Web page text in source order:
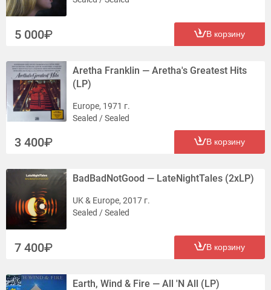
5 000 В корзину
Aretha Franklin — Aretha's Greatest Hits
(LP)
Europe, 1971 г.
Sealed / Sealed
3 400 В корзину
BadBadNotGood — LateNightTales (2xLP)
UK & Europe, 2017 г.
Sealed / Sealed
7 400 В корзину
Earth, Wind & Fire — All 'N All (LP)